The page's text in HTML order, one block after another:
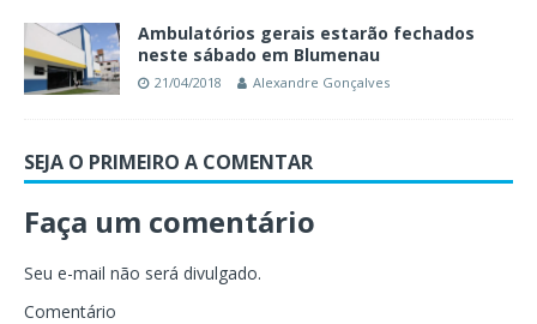
Ambulatórios gerais estarão fechados
neste sábado em Blumenau
21/04/2018 Alexandre Gonçalves
SEJA O PRIMEIRO A COMENTAR
Faça um comentário
Seu e-mail não será divulgado.
Comentário